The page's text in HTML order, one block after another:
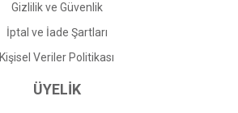
Gizlilik ve Güvenlik
İptal ve İade Şartları
Kişisel Veriler Politikası
ÜYELİK